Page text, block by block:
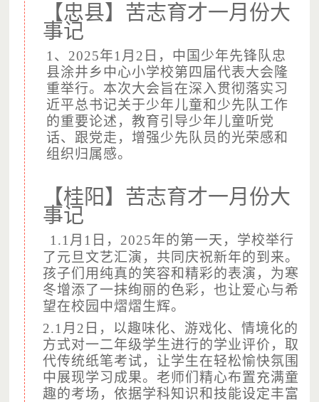
项目说明
1. 我们摸索出一条乡村振兴助学的新模式，希望更多人
一起参与，不断完善这个模式，未来复制到更多的困境地
区。
2. 因为家庭条件、生活环境的限制，困境儿童很难跳出原
来的生活模式，捐钱捐物都无法从根本上帮助他，苦志育才
学校的陪伴式教育，让孩子在一个新的、健康的、积极向上
的环境下生长，从根本上帮助他们。
3. 我们关注的不仅仅是困境儿童生活上的改善，更多的是
改变他们的命运。
4. 管理费用说明：深圳社会公益基金会的管理费占3%，
用于公募机构的线上募捐策划、运营费用。
项目计划
1、为苦志育才学校的学生提供每日营养三餐；
【忠县】苦志育才一月份大
事记
1、2025年1月2日，中国少年先锋队忠
县涂井乡中心小学校第四届代表大会隆
重举行。本次大会旨在深入贯彻落实习
近平总书记关于少年儿童和少先队工作
的重要论述，教育引导少年儿童听党
话、跟党走，增强少先队员的光荣感和
组织归属感。
【桂阳】苦志育才一月份大
事记
1.1月1日，2025年的第一天，学校举行
了元旦文艺汇演，共同庆祝新年的到来。
孩子们用纯真的笑容和精彩的表演，为寒
冬增添了一抹绚丽的色彩，也让爱心与希
望在校园中熠熠生辉。
2.1月2日，以趣味化、游戏化、情境化的
方式对一二年级学生进行的学业评价，取
代传统纸笔考试，让学生在轻松愉快氛围
中展现学习成果。老师们精心布置充满童
趣的考场，依据学科知识和技能设定丰富